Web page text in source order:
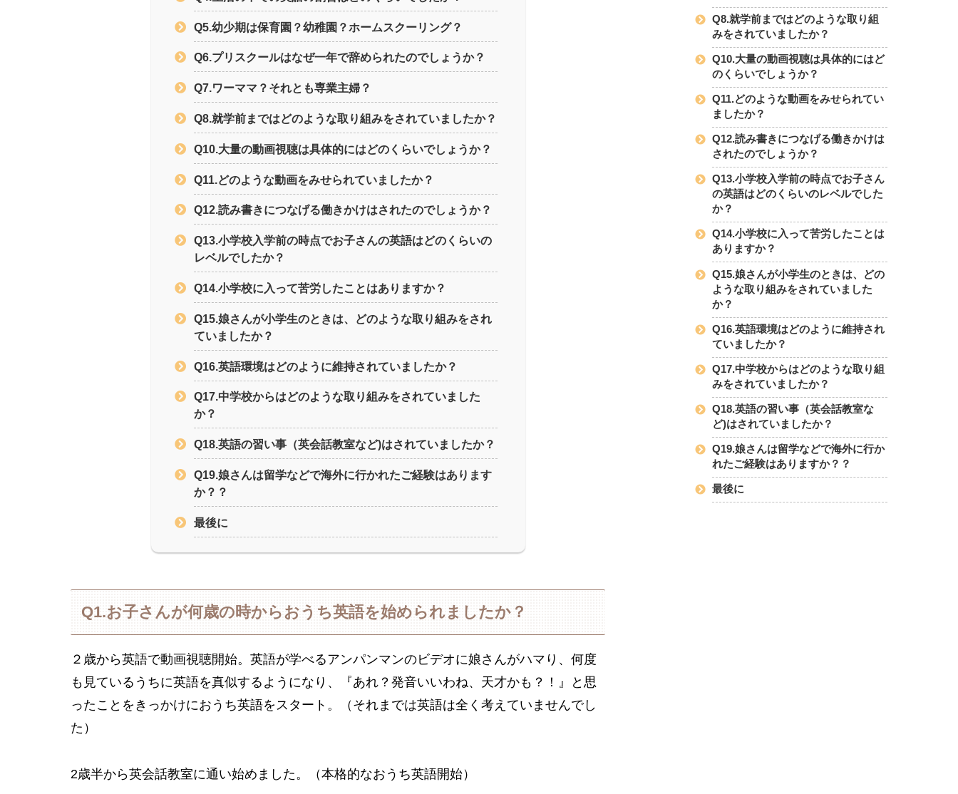
Q5.幼少期は保育園？幼稚園？ホームスクーリング？
Q6.プリスクールはなぜ一年で辞められたのでしょうか？
Q7.ワーママ？それとも専業主婦？
Q8.就学前まではどのような取り組みをされていましたか？
Q10.大量の動画視聴は具体的にはどのくらいでしょうか？
Q11.どのような動画をみせられていましたか？
Q12.読み書きにつなげる働きかけはされたのでしょうか？
Q13.小学校入学前の時点でお子さんの英語はどのくらいの
レベルでしたか？
Q14.小学校に入って苦労したことはありますか？
Q15.娘さんが小学生のときは、どのような取り組みをされ
ていましたか？
Q16.英語環境はどのように維持されていましたか？
Q17.中学校からはどのような取り組みをされていました
か？
Q18.英語の習い事（英会話教室など)はされていましたか？
Q19.娘さんは留学などで海外に行かれたご経験はあります
か？？
最後に
Q1.お子さんが何歳の時からおうち英語を始められましたか？
２歳から英語で動画視聴開始。英語が学べるアンパンマンのビデオに娘さんがハマり、何度
も見ているうちに英語を真似するようになり、『あれ？発音いいわね、天才かも？！』と思
ったことをきっかけにおうち英語をスタート。（それまでは英語は全く考えていませんでし
た）
2歳半から英会話教室に通い始めました。（本格的なおうち英語開始）
Q8.就学前まではどのような取り組
みをされていましたか？
Q10.大量の動画視聴は具体的にはど
のくらいでしょうか？
Q11.どのような動画をみせられてい
ましたか？
Q12.読み書きにつなげる働きかけは
されたのでしょうか？
Q13.小学校入学前の時点でお子さん
の英語はどのくらいのレベルでした
か？
Q14.小学校に入って苦労したことは
ありますか？
Q15.娘さんが小学生のときは、どの
ような取り組みをされていました
か？
Q16.英語環境はどのように維持され
ていましたか？
Q17.中学校からはどのような取り組
みをされていましたか？
Q18.英語の習い事（英会話教室な
ど)はされていましたか？
Q19.娘さんは留学などで海外に行か
れたご経験はありますか？？
最後に